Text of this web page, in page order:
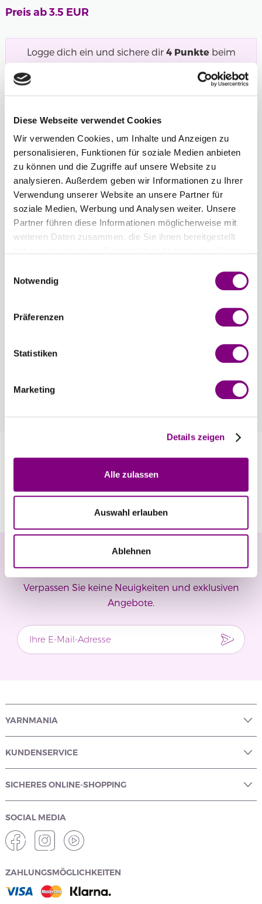
Diese Webseite verwendet Cookies
Wir verwenden Cookies, um Inhalte und Anzeigen zu
personalisieren, Funktionen für soziale Medien anbieten
zu können und die Zugriffe auf unsere Website zu
analysieren. Außerdem geben wir Informationen zu Ihrer
Verwendung unserer Website an unsere Partner für
soziale Medien, Werbung und Analysen weiter. Unsere
Partner führen diese Informationen möglicherweise mit
weiteren Daten zusammen, die Sie ihnen bereitgestellt
Notwendig
Präferenzen
Statistiken
Marketing
Details zeigen
Alle zulassen
Auswahl erlauben
Ablehnen
Preis ab3.5 EUR
Logge dich ein und sichere dir 4 Punktebeim
Werde jetzt kostenlos
Mitglied und starte mit dem Punktesammeln!
DROPS Basic Rundnadel in Birke.
Lengde Tykkelse
5.50 mm
Anzahl
Voraussichtliche Lieferzeit: 3-7 Werktage
Mitglied werden Sie ganz einfach an der
bereits Mitglied, erhalten Sie Rabattpreise
Bewertungen
Newsletter
Verpassen Sie keine Neuigkeiten und exklusiven
Angebote.
YARNMANIA
KUNDENSERVICE
SICHERES ONLINE-SHOPPING
SOCIAL MEDIA
ZAHLUNGSMÖGLICHKEITEN